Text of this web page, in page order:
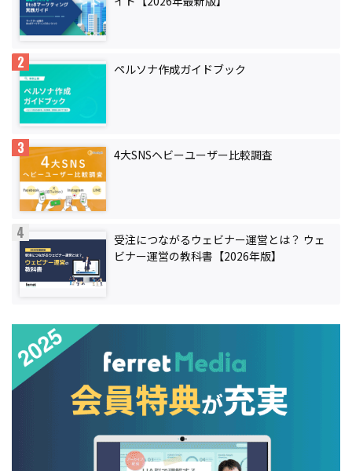
ペルソナ作成ガイドブック
4大SNSヘビーユーザー比較調査
受注につながるウェビナー運営とは？ ウェ
ビナー運営の教科書【2026年版】